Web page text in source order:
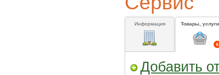
Информация
6
Товары, услуги
Добавить